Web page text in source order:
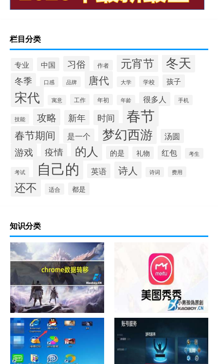
栏目分类
专业 中国 习俗 作者 元宵节 冬天
冬季 口感 品牌 唐代 大学 学校 孩子
宋代 寓意 工作 年初 年龄 很多人 手机
技能 攻略 新年 时间 春节
春节期间 是一个 梦幻西游 汤圆
游戏 疫情 的人 的是 礼物 红包 考生
考试 自己的 英语 诗人 诗词 费用
还不 适合 都是
知识分类
chrome数据转移 怎样给照片换背景